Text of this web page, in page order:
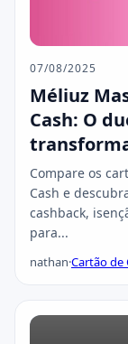
07/08/2025
Méliuz
Cash: O
Compare os
Cash e
cashback,
para...
nathan·Cartão de